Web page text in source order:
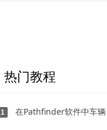
热门教程